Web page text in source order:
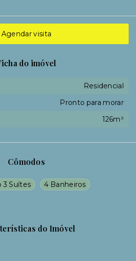
Cômodos
3 Suítes
4 Banheiros
do Imóvel
Agendar visita
do imóvel
Residencial
Pronto para morar
126m²